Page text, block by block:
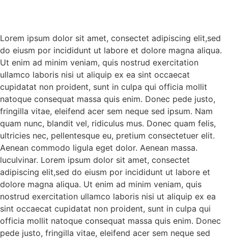
Lorem ipsum dolor sit amet, consectet adipiscing elit,sed
do eiusm por incididunt ut labore et dolore magna aliqua.
Ut enim ad minim veniam, quis nostrud exercitation
ullamco laboris nisi ut aliquip ex ea sint occaecat
cupidatat non proident, sunt in culpa qui officia mollit
natoque consequat massa quis enim. Donec pede justo,
fringilla vitae, eleifend acer sem neque sed ipsum. Nam
quam nunc, blandit vel, ridiculus mus. Donec quam felis,
ultricies nec, pellentesque eu, pretium consectetuer elit.
Aenean commodo ligula eget dolor. Aenean massa.
luculvinar. Lorem ipsum dolor sit amet, consectet
adipiscing elit,sed do eiusm por incididunt ut labore et
dolore magna aliqua. Ut enim ad minim veniam, quis
nostrud exercitation ullamco laboris nisi ut aliquip ex ea
sint occaecat cupidatat non proident, sunt in culpa qui
officia mollit natoque consequat massa quis enim. Donec
pede justo, fringilla vitae, eleifend acer sem neque sed